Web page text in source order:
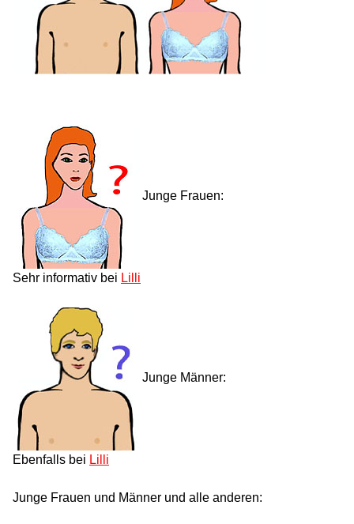
Junge Frauen:
Sehr informativ bei Lilli
Junge Männer:
Ebenfalls bei Lilli
Junge Frauen und Männer und alle anderen: